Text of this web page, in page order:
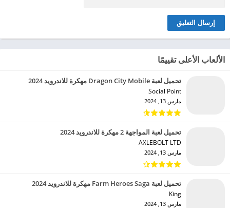
الألعاب الأعلى تقييمًا
تحميل لعبة Dragon City Mobile مهكرة للاندرويد 2024
Social Point‏
مارس 13, 2024
تحميل لعبة المواجهة 2 مهكرة للاندرويد 2024
AXLEBOLT LTD‏
مارس 13, 2024
تحميل لعبة Farm Heroes Saga مهكرة للاندرويد 2024
King‏
مارس 13, 2024